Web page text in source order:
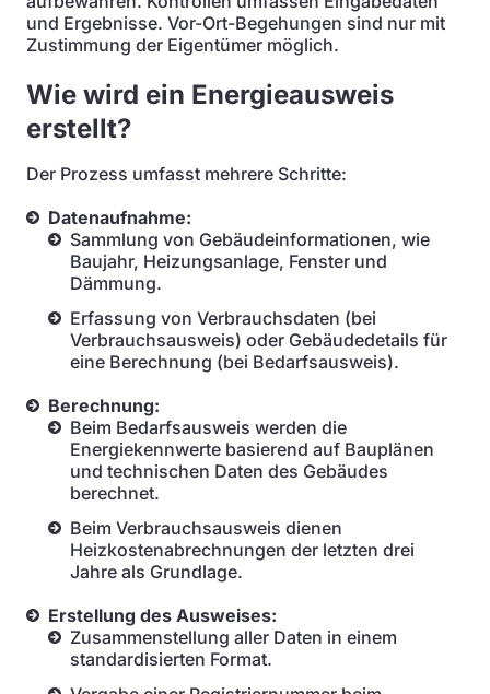
und Ergebnisse. Vor-Ort-Begehungen sind nur mit
Zustimmung der Eigentümer möglich.
Wie wird ein Energieausweis
erstellt?
Der Prozess umfasst mehrere Schritte:
Datenaufnahme:
Sammlung von Gebäudeinformationen, wie
Baujahr, Heizungsanlage, Fenster und
Dämmung.
Erfassung von Verbrauchsdaten (bei
Verbrauchsausweis) oder Gebäudedetails für
eine Berechnung (bei Bedarfsausweis).
Berechnung:
Beim Bedarfsausweis werden die
Energiekennwerte basierend auf Bauplänen
und technischen Daten des Gebäudes
berechnet.
Beim Verbrauchsausweis dienen
Heizkostenabrechnungen der letzten drei
Jahre als Grundlage.
Erstellung des Ausweises:
Zusammenstellung aller Daten in einem
standardisierten Format.